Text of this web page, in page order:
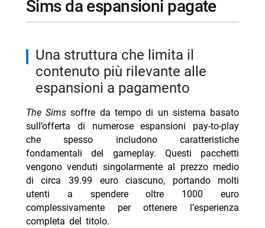
Sims da espansioni pagate
una struttura che limita il
contenuto più rilevante alle
espansioni a pagamento
The Sims soffre da tempo di un sistema basato
sull’offerta di numerose espansioni pay-to-play
che spesso includono caratteristiche
fondamentali del gameplay. Questi pacchetti
vengono venduti singolarmente al prezzo medio
di circa 39.99 euro ciascuno, portando molti
utenti a spendere oltre 1000 euro
complessivamente per ottenere l’esperienza
completa del titolo.